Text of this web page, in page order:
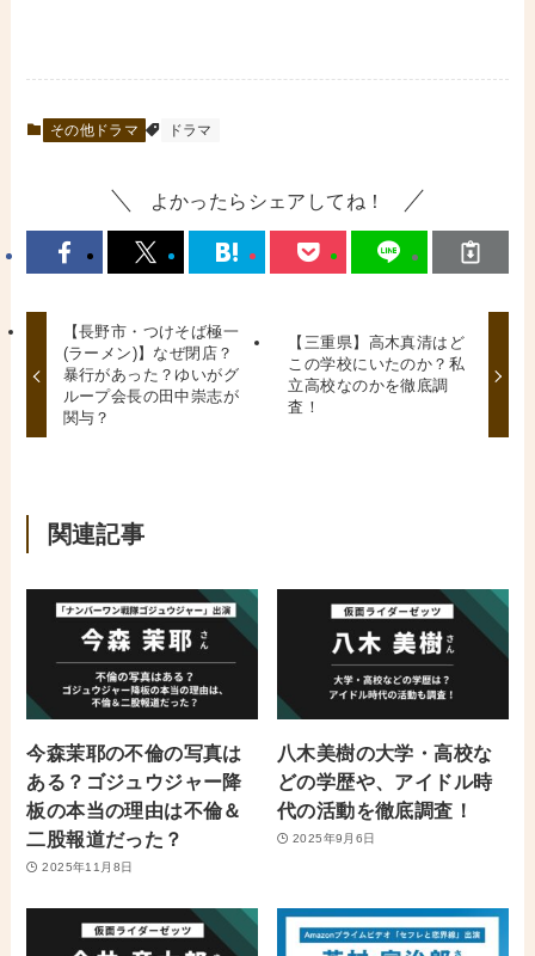
その他ドラマ ドラマ
よかったらシェアしてね！
【長野市・つけそば極一
(ラーメン)】なぜ閉店？
暴行があった？ゆいがグ
ループ会長の田中崇志が
関与？
【三重県】高木真清はど
この学校にいたのか？私
立高校なのかを徹底調
査！
関連記事
今森茉耶の不倫の写真は
ある？ゴジュウジャー降
板の本当の理由は不倫＆
二股報道だった？
2025年11月8日
八木美樹の大学・高校な
どの学歴や、アイドル時
代の活動を徹底調査！
2025年9月6日